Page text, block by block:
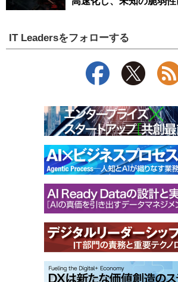
IT Leadersをフォローする